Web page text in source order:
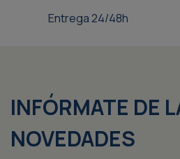
Entrega 24/48h
INFÓRMATE DE
NOVEDADES